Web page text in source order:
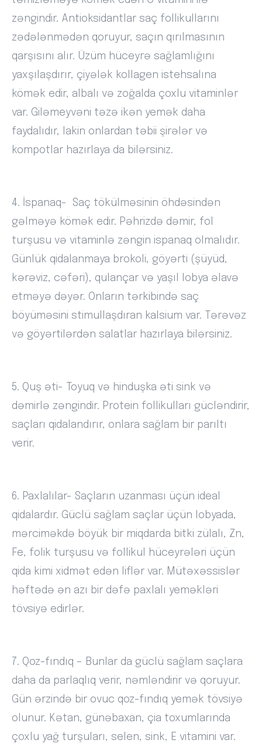
zəngindir. Antioksidantlar saç follikullarını
zədələnmədən qoruyur, saçın qırılmasının
qarşısını alır. Üzüm hüceyrə sağlamlığını
yaxşılaşdırır, çiyələk kollagen istehsalına
kömək edir, albalı və zoğalda çoxlu vitaminlər
var. Giləmeyvəni təzə ikən yemək daha
faydalıdır, lakin onlardan təbii şirələr və
kompotlar hazırlaya da bilərsiniz.
4. İspanaq- Saç tökülməsinin öhdəsindən
gəlməyə kömək edir. Pəhrizdə dəmir, fol
turşusu və vitaminlə zəngin ispanaq olmalıdır.
Günlük qidalanmaya brokoli, göyərti (şüyüd,
kərəviz, cəfəri), qulançar və yaşıl lobya əlavə
etməyə dəyər. Onların tərkibində saç
böyüməsini stimullaşdıran kalsium var. Tərəvəz
və göyərtilərdən salatlar hazırlaya bilərsiniz.
5. Quş əti- Toyuq və hinduşka əti sink və
dəmirlə zəngindir. Protein follikulları gücləndirir,
saçları qidalandırır, onlara sağlam bir parıltı
verir.
6. Paxlalılar- Saçların uzanması üçün ideal
qidalardır. Güclü sağlam saçlar üçün lobyada,
mərciməkdə böyük bir miqdarda bitki zülalı, Zn,
Fe, folik turşusu və follikul hüceyrələri üçün
qida kimi xidmət edən liflər var. Mütəxəssislər
həftədə ən azı bir dəfə paxlalı yeməkləri
tövsiyə edirlər.
7. Qoz-fındıq – Bunlar da güclü sağlam saçlara
daha da parlaqlıq verir, nəmləndirir və qoruyur.
Gün ərzində bir ovuc qoz-fındıq yemək tövsiyə
olunur. Kətan, günəbaxan, çia toxumlarında
çoxlu yağ turşuları, selen, sink, E vitamini var.